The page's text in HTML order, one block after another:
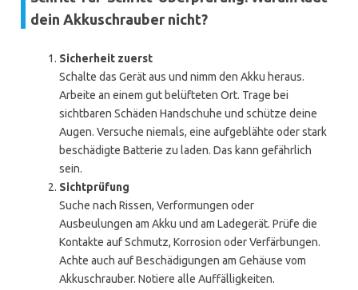
dein Akkuschrauber nicht?
Sicherheit zuerst
Schalte das Gerät aus und nimm den Akku heraus.
Arbeite an einem gut belüfteten Ort. Trage bei
sichtbaren Schäden Handschuhe und schütze deine
Augen. Versuche niemals, eine aufgeblähte oder stark
beschädigte Batterie zu laden. Das kann gefährlich
sein.
Sichtprüfung
Suche nach Rissen, Verformungen oder
Ausbeulungen am Akku und am Ladegerät. Prüfe die
Kontakte auf Schmutz, Korrosion oder Verfärbungen.
Achte auch auf Beschädigungen am Gehäuse vom
Akkuschrauber. Notiere alle Auffälligkeiten.